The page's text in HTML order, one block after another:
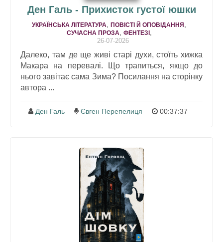
Ден Галь - Прихисток густої юшки
УКРАЇНСЬКА ЛІТЕРАТУРА, ПОВІСТІ Й ОПОВІДАННЯ ,
СУЧАСНА ПРОЗА, ФЕНТЕЗІ ,
26-07-2026
Далеко, там де ще живі старі духи, стоїть хижка
Макара на перевалі. Що трапиться, якщо до
нього завітає сама Зима? Посилання на сторінку
автора ...
Ден Галь Євген Перепелиця 00:37:37